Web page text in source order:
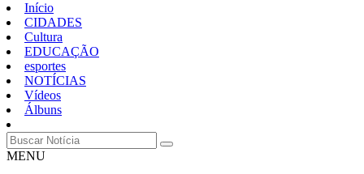
Início
CIDADES
Cultura
EDUCAÇÃO
esportes
NOTÍCIAS
Vídeos
Álbuns
MENU